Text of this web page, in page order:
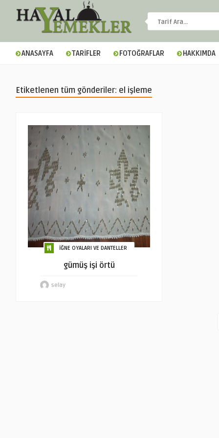
ANASAYFA TARİFLER FOTOĞRAFLAR HAKKIMDA
Etiketlenen tüm gönderiler: el işleme
İĞNE OYALARI VE DANTELLER
gümüş işi örtü
selay